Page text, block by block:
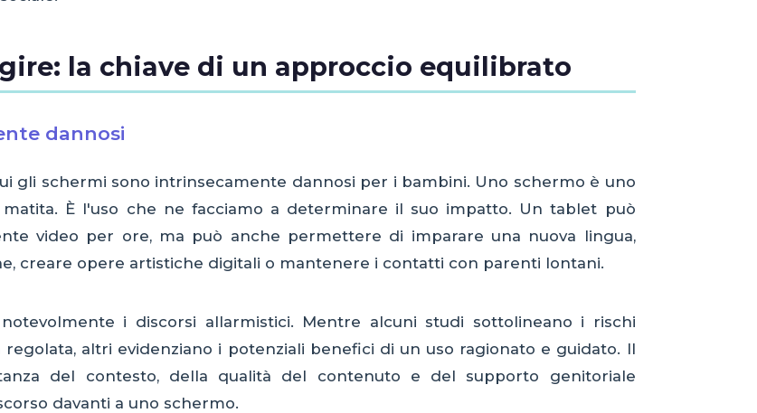
la chiave di un approccio equilibrato
dannosi
gli schermi sono intrinsecamente dannosi per i bambini. Uno schermo è uno
È l'uso che ne facciamo a determinare il suo impatto. Un tablet può
video per ore, ma può anche permettere di imparare una nuova lingua,
creare opere artistiche digitali o mantenere i contatti con parenti lontani.
i discorsi allarmistici. Mentre alcuni studi sottolineano i rischi
regolata, altri evidenziano i potenziali benefici di un uso ragionato e guidato. Il
del contesto, della qualità del contenuto e del supporto genitoriale
davanti a uno schermo.